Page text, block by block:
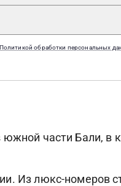
Политикой обработки персональных
южной части Бали,
Из люкс-номеров